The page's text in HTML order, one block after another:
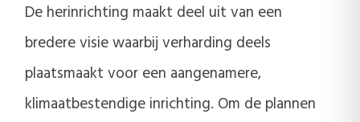
De herinrichting maakt deel uit van een
bredere visie waarbij verharding deels
plaatsmaakt voor een aangenamere,
klimaatbestendige inrichting. Om de plannen